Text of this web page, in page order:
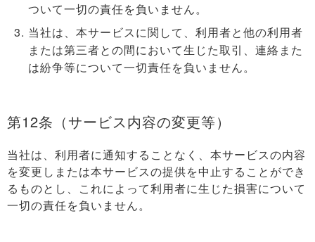
ついて一切の責任を負いません。
当社は、本サービスに関して、利用者と他の利用者
または第三者との間において生じた取引、連絡また
は紛争等について一切責任を負いません。
第12条（サービス内容の変更等）
当社は、利用者に通知することなく、本サービスの内容
を変更しまたは本サービスの提供を中止することができ
るものとし、これによって利用者に生じた損害について
一切の責任を負いません。